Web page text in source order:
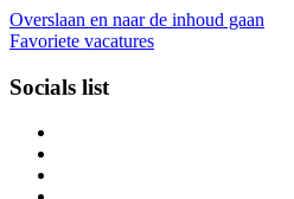
Overslaan en naar de inhoud gaan
Favoriete vacatures
Socials list